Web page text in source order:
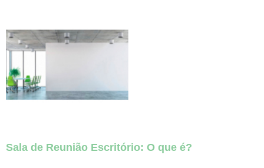
Sala de Reunião Escritório: O que é?